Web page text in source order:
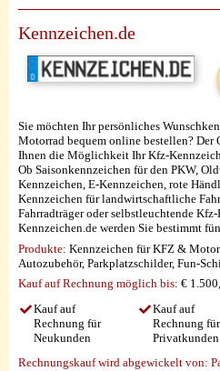
Kennzeichen.de
Sie möchten Ihr persönliches
Motorrad bequem online bestellen? Der
Ihnen die Möglichkeit Ihr Kfz-
Ob Saisonkennzeichen für den PKW,
Kennzeichen, E-Kennzeichen, rote
Kennzeichen für landwirtschaftliche
Fahrradträger oder selbstleuchtende
Kennzeichen.de werden Sie bestimmt
Produkte: Kennzeichen für KFZ &
Autozubehör, Parkplatzschilder, Fun-
Kauf auf Rechnung möglich bis: €
Kauf auf
Rechnung für
Neukunden
Kauf auf
Rechnung für
Privatkunden
Rechnungskauf wird abgewickelt von: